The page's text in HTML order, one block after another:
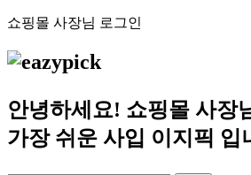
쇼핑몰 사장님 로그인
안녕하세요! 쇼핑몰 사장
가장 쉬운 사입 이지픽 입